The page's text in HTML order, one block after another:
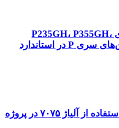
مقایسه جامع گریدهای P235GH، P355GH،
P460NL1 و دیگر ورق‌های سری P در استاندارد
هر آنچه برای خرید و استفاده از آلیاژ ۷۰۷۵ در پروژه